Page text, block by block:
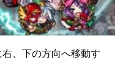
、下の方向へ移動す